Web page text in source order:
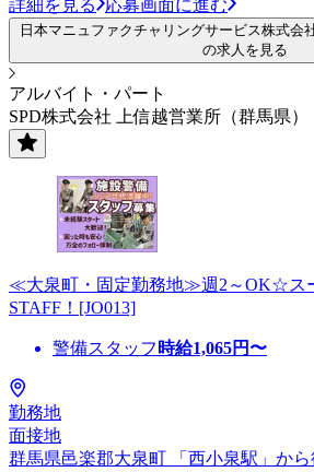
詳細を見る 応募画面に進む
日本マニュファクチャリングサービス株式会
の求人を見る
アルバイト・パート
SPD株式会社 上信越営業所（群馬県）
≪大泉町・固定勤務地≫週2～OK☆ス
STAFF！[JO013]
警備スタッフ 時給1,065円〜
勤務地
面接地
群馬県邑楽郡大泉町 「西小泉駅」から